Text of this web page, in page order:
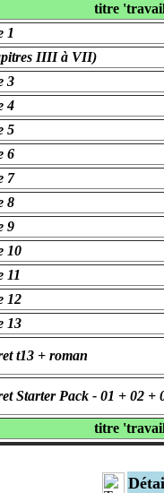
titre
1
IIII à VII)
3
4
5
6
7
8
9
10
11
12
13
t13 + roman
Starter Pack - 01 + 02 +
titre